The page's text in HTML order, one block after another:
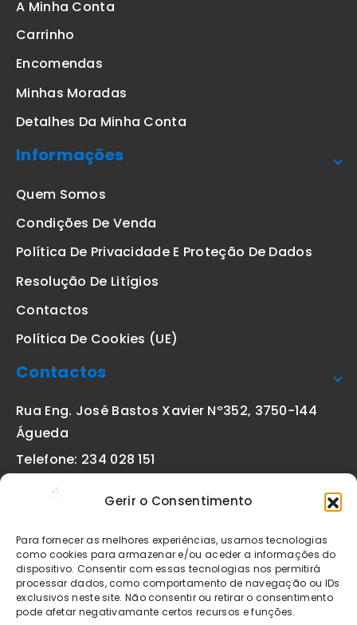
Gerir o Consentimento
Para fornecer as melhores experiências, usamos tecnologias
como cookies para armazenar e/ou aceder a informações do
dispositivo. Consentir com essas tecnologias nos permitirá
processar dados, como comportamento de navegação ou IDs
exclusivos neste site. Não consentir ou retirar o consentimento
pode afetar negativamante certos recursos e funções.
A Minha Conta
Carrinho
Encomendas
Minhas Moradas
Detalhes Da Minha Conta
Informações
Quem Somos
Condições De Venda
Política De Privacidade E Proteção De Dados
Resolução De Litígios
Contactos
Política De Cookies (UE)
Contactos
Rua Eng. José Bastos Xavier Nº352, 3750-144
Águeda
Telefone: 234 028 151
geral@etiquetas-online.pt
Os preços indicados incluem IVA à taxa legal em vigor. Todos
os artigos apresentados no site encontram-se sujeitos à
disponibilidade de stock após confirmação da encomenda. As